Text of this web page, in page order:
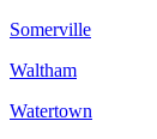
Somerville
Waltham
Watertown